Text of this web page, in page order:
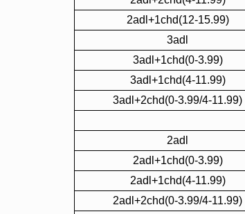
2adl+1chd(12-15.99)
3adl
3adl+1chd(0-3.99)
3adl+1chd(4-11.99)
3adl+2chd(0-3.99/4-11.99)
2adl
2adl+1chd(0-3.99)
2adl+1chd(4-11.99)
2adl+2chd(0-3.99/4-11.99)